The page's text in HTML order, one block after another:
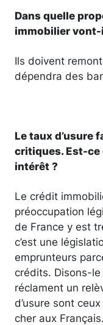
Dans quelle
immobilier
Ils doivent
dépendra des
Le taux d’usure
critiques. Est-ce
intérêt ?
Le crédit
préoccupation
de France y est
c’est une
emprunteurs
crédits. Disons-
réclament un
d’usure sont
cher aux Français.